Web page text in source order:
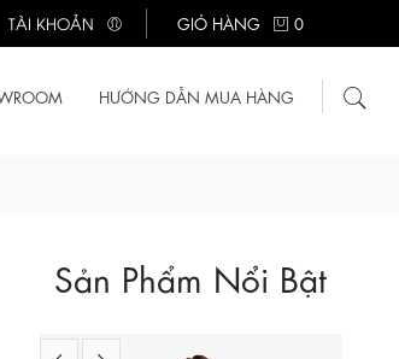
TÀI KHOẢN GIỎ HÀNG 0
HƯỚNG DẪN MUA HÀNG
Sản Phẩm Nổi Bật
Đầm xô thêu dáng xòe dài phối thắt lưng